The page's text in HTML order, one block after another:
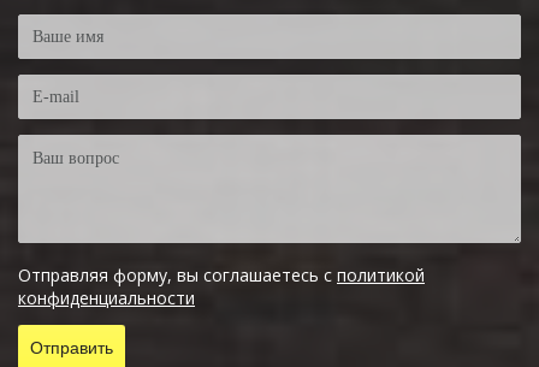
Отправляя форму, вы соглашаетесь с политикой
конфиденциальности